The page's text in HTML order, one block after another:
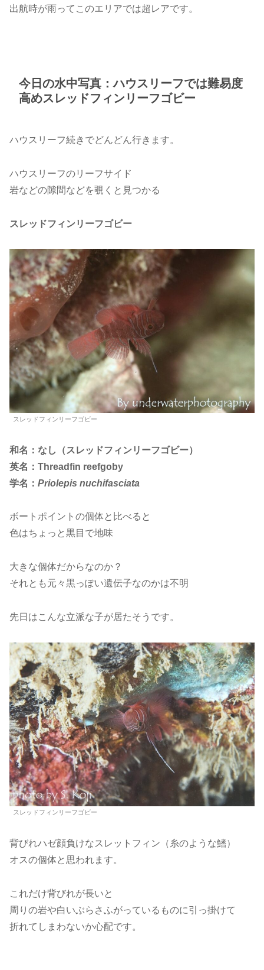
出航時が雨ってこのエリアでは超レアです。
今日の水中写真：ハウスリーフでは難易度
高めスレッドフィンリーフゴビー
ハウスリーフ続きでどんどん行きます。
ハウスリーフのリーフサイド
岩などの隙間などを覗くと見つかる
スレッドフィンリーフゴビー
スレッドフィンリーフゴビー
和名：なし（スレッドフィンリーフゴビー）
英名：Threadfin reefgoby
学名： Priolepis nuchifasciata
ボートポイントの個体と比べると
色はちょっと黒目で地味
大きな個体だからなのか？
それとも元々黒っぽい遺伝子なのかは不明
先日はこんな立派な子が居たそうです。
スレッドフィンリーフゴビー
背びれハゼ顔負けなスレットフィン（糸のような鰭）
オスの個体と思われます。
これだけ背びれが長いと
周りの岩や白いぶらさふがっているものに引っ掛けて
折れてしまわないか心配です。